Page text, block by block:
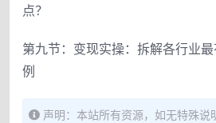
点？
第九节：变现实操：拆解各行业
例
声明：本站所有资源，如无特殊说